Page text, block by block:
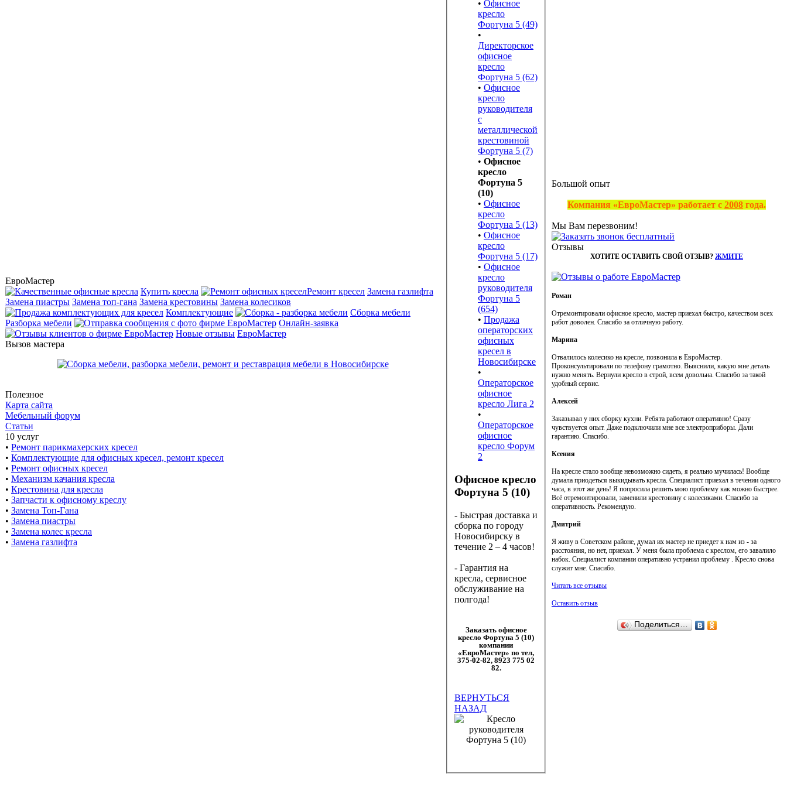
ЕвроМастер
Купить кресла
Ремонт кресел Замена газлифта
Замена пиастры Замена топ-гана Замена крестовины Замена колесиков
Комплектующие
Сборка мебели
Разборка мебели
Онлайн-заявка
Новые отзывы ЕвроМастер
Вызов мастера
Полезное
Карта сайта
Мебельный форум
Статьи
10 услуг
• Ремонт парикмахерских кресел
• Комплектующие для офисных кресел, ремонт кресел
• Ремонт офисных кресел
• Механизм качания кресла
• Крестовина для кресла
• Запчасти к офисному креслу
• Замена Топ-Гана
• Замена пиастры
• Замена колес кресла
• Замена газлифта
• Офисное
кресло
Фортуна 5 (49)
•
Директорское
офисное
кресло
Фортуна 5 (62)
• Офисное
кресло
руководителя
с
металлической
крестовиной
Фортуна 5 (7)
• Офисное
кресло
Фортуна 5
(10)
• Офисное
кресло
Фортуна 5 (13)
• Офисное
кресло
Фортуна 5 (17)
• Офисное
кресло
руководителя
Фортуна 5
(654)
• Продажа
операторских
офисных
кресел в
Новосибирске
•
Операторское
офисное
кресло Лига 2
•
Операторское
офисное
кресло Форум
2
Офисное кресло
Фортуна 5 (10)
- Быстрая доставка и
сборка по городу
Новосибирску в
течение 2 – 4 часов!
- Гарантия на
кресла, сервисное
обслуживание на
полгода!
Заказать офисное
кресло Фортуна 5 (10)
компании
«ЕвроМастер» по тел,
375-02-82, 8923 775 02
82.
ВЕРНУТЬСЯ
НАЗАД
Большой опыт
Компания «ЕвроМастер» работает с 2008 года.
Мы Вам перезвоним!
Отзывы
ХОТИТЕ ОСТАВИТЬ СВОЙ ОТЗЫВ? ЖМИТЕ
Роман
Отремонтировали офисное кресло, мастер приехал быстро, качеством всех
работ доволен. Спасибо за отличную работу.
Марина
Отвалилось колесико на кресле, позвонила в ЕвроМастер.
Проконсультировали по телефону грамотно. Выяснили, какую мне деталь
нужно менять. Вернули кресло в строй, всем довольна. Спасибо за такой
удобный сервис.
Алексей
Заказывал у них сборку кухни. Ребята работают оперативно! Сразу
чувствуется опыт. Даже подключили мне все электроприборы. Дали
гарантию. Спасибо.
Ксения
На кресле стало вообще невозможно сидеть, я реально мучилась! Вообще
думала приодеться выкидывать кресла. Специалист приехал в течении одного
часа, в этот же день! Я попросила решить мою проблему как можно быстрее.
Всё отремонтировали, заменили крестовину с колесиками. Спасибо за
оперативность. Рекомендую.
Дмитрий
Я живу в Советском районе, думал их мастер не приедет к нам из - за
расстояния, но нет, приехал. У меня была проблема с креслом, его завалило
набок. Специалист компании оперативно устранил проблему . Кресло снова
служит мне. Спасибо.
Читать все отзывы
Оставить отзыв
Поделиться…